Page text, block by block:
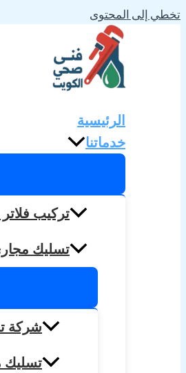
تخطي إلى المحتوى
الرئيسية
خدماتنا
تركيب فلاتر
تسليك
شركة
تسليك